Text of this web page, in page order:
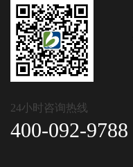
24小时咨询热线
400-092-9788